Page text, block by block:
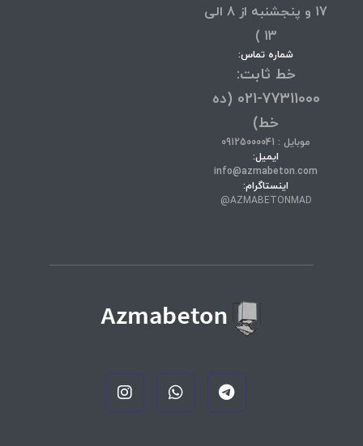
17 و پنجشنبه از 8 الی
13 )
شماره تماس:
خط ثابت:
77311000-021 (ده
خط)
موبایل : 09125000041
ایمیل:
info@azmabeton.com
اینستاگرام:
AZMABETONMAD@